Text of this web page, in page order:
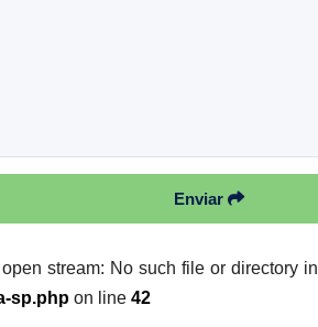
Enviar
stream: No such file or directory in
sp.php on line42